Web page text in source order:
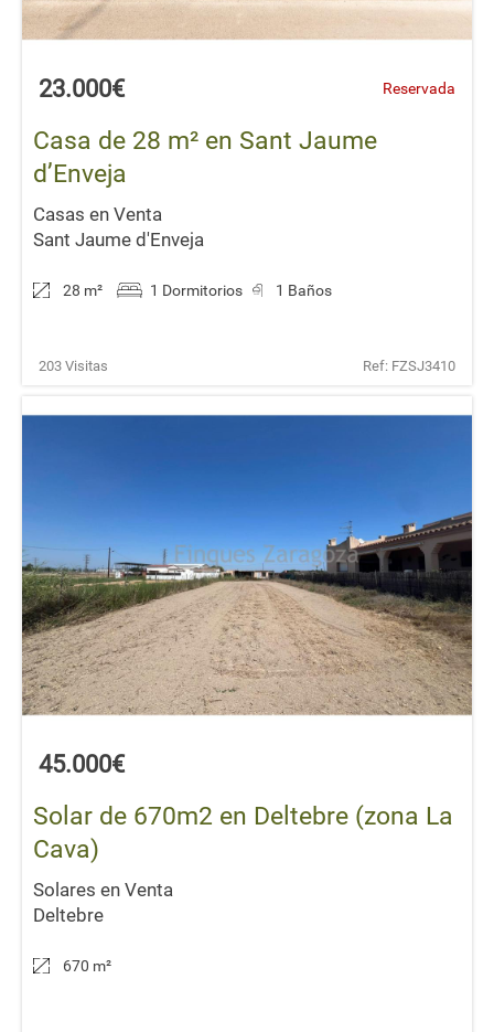
23.000€ Reservada
Casa de 28 m² en Sant Jaume
d’Enveja
Casas en Venta
Sant Jaume d'Enveja
28 m² 1 Dormitorios 1 Baños
203 Visitas Ref: FZSJ3410
45.000€
Solar de 670m2 en Deltebre (zona La
Cava)
Solares en Venta
Deltebre
670 m²